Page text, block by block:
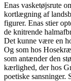
Enas vasketøjsrute
kortlægning af
figurer. Enas stier
de knitrende
Det kunne være en
Og som hos
som antænder den
kærlighed, der hos
poetiske